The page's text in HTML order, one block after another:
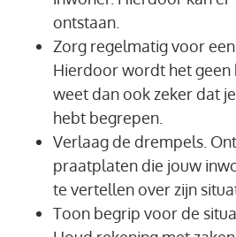
ontstaan.
Zorg regelmatig voor
Hierdoor wordt het geen
weet dan ook zeker dat
hebt begrepen.
Verlaag de drempels.
praatplaten die jouw
te vertellen over zijn
Toon begrip voor de